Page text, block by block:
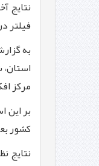
فیلتر
مرکز
کشور بعد از
نتایج